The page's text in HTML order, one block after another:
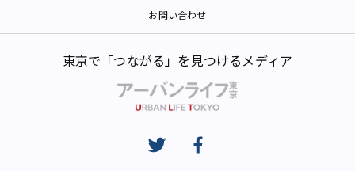
お問い合わせ
東京で「つながる」を見つけるメディア